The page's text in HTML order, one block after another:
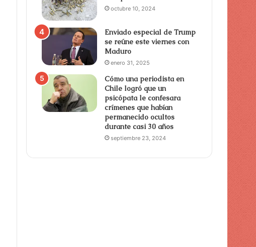
octubre 10, 2024
Enviado especial de Trump
se reúne este viernes con
Maduro
enero 31, 2025
Cómo una periodista en
Chile logró que un
psicópata le confesara
crímenes que habían
permanecido ocultos
durante casi 30 años
septiembre 23, 2024